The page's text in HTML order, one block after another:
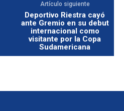
Artículo siguiente
Deportivo Riestra cayó
ante Gremio en su debut
internacional como
visitante por la Copa
Sudamericana